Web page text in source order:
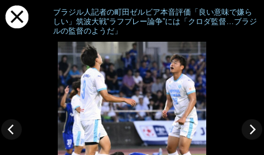
ブラジル人記者の町田ゼルビア本音評価「良い意味で嫌ら
しい」筑波大戦“ラフプレー論争”には「クロダ監督…ブラジ
ルの監督のようだ」